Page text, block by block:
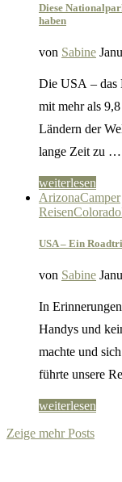
Diese
haben
von Sabine
Die USA – das
mit mehr als
Ländern der
lange Zeit zu …
weiterlesen
ArizonaCamper
ReisenColorado
USA – Ein
von Sabine
In
Handys und
machte und
führte unsere
weiterlesen
Zeige mehr Posts